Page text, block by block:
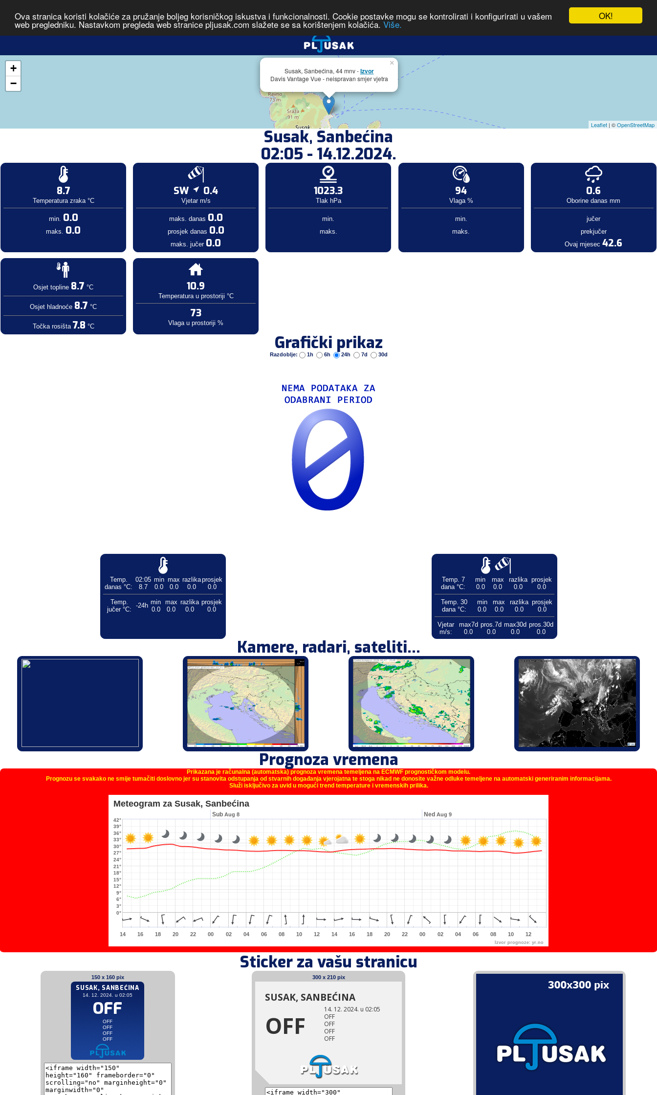
OK!
Ova stranica koristi kolačiće za pružanje boljeg korisničkog iskustva i funkcionalnosti. Cookie postavke mogu se kontrolirati i konfigurirati u vašem
web pregledniku. Nastavkom pregleda web stranice pljusak.com slažete se sa korištenjem kolačića. Više.
Susak, Sanbećina, 44 mnv -Izvor
Davis Vantage Vue - neispravan smjer vjetra
×
+
−
Leaflet | ©OpenStreetMap
Susak, Sanbećina
02:05 - 14.12.2024.
8.7
Temperatura zraka °C
min. 0.0
maks. 0.0
SW 0.4
Vjetar m/s
maks. danas 0.0
prosjek danas 0.0
maks. jučer 0.0
1023.3
Tlak hPa
min.
maks.
94
Vlaga %
min.
maks.
0.6
Oborine danas mm
jučer
prekjučer
Ovaj mjesec42.6
Osjet topline 8.7 °C
Osjet hladnoće 8.7 °C
Točka rosišta 7.8 °C
10.9
Temperatura u prostoriji °C
73
Vlaga u prostoriji %
Grafički prikaz
Razdoblje: 1h 6h 24h 7d 30d
Temp.
danas °C:
02:05
8.7
min
0.0
max
0.0
razlika
0.0
prosjek
0.0
Temp.
jučer °C:
-24h min
0.0
max
0.0
razlika
0.0
prosjek
0.0
Temp. 7
dana °C:
min
0.0
max
0.0
razlika
0.0
prosjek
0.0
Temp. 30
dana °C:
min
0.0
max
0.0
razlika
0.0
prosjek
0.0
Vjetar
m/s:
max7d
0.0
pros.7d
0.0
max30d
0.0
pros.30d
0.0
Kamere, radari, sateliti...
Prognoza vremena
Prikazana je računalna (automatska) prognoza vremena temeljena na ECMWF prognostičkom modelu.
Prognozu se svakako ne smije tumačiti doslovno jer su stanovita odstupanja od stvarnih događanja vjerojatna te stoga nikad ne donosite važne odluke temeljene na automatski generiranim informacijama.
Služi isključivo za uvid u mogući trend temperature i vremenskih prilika.
Meteogram za Susak, Sanbećina
14 16 18 20 22 00 02 04 06 08 10 12 14 16 18 20 22 00 02 04 06 08 10 12
Sub Aug 8 Ned Aug 9
0°
12°
24°
36°
3°
6°
9°
15°
18°
21°
27°
30°
33°
39°
42°
Izvor prognoze: yr.no
Sticker za vašu stranicu
150 x 160 pix 300 x 210 pix